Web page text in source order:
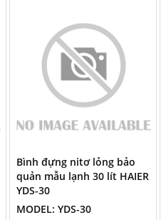
Bình đựng nitơ lỏng bảo
quản mẫu lạnh 30 lít HAIER
YDS-30
MODEL: YDS-30